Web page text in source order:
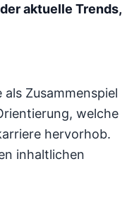
aktuelle Trends,
Zusammenspiel
welche
hervorhob.
inhaltlichen